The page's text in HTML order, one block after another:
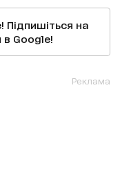
Підпишіться на
в Google!
Реклама